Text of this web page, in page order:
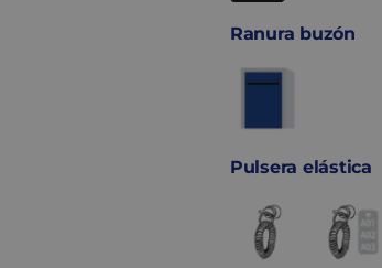
Ranura buzón
Pulsera elástica